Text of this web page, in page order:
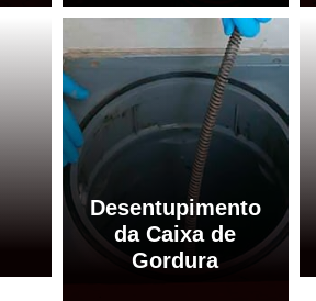
Desentupimento
da Caixa de
Gordura